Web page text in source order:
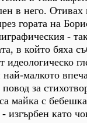
в него.
гората на
-
в който бяха
идеологическо
малкото
за
майка с
изгърбен като